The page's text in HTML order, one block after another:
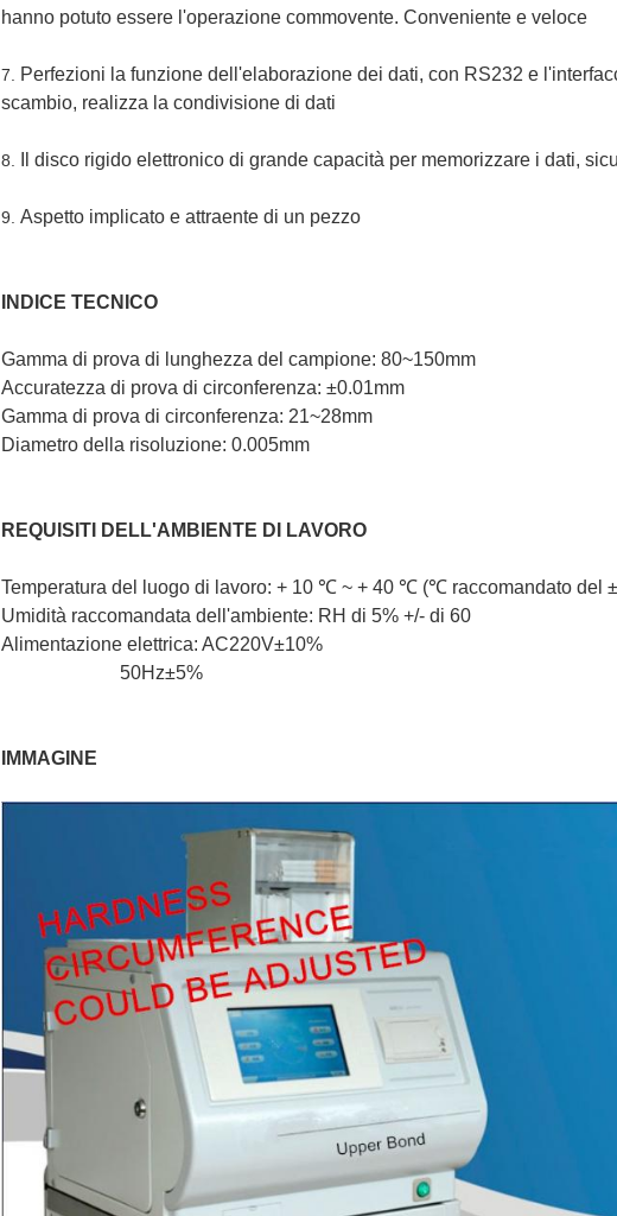
hanno potuto essere l'operazione commovente. Conveniente e veloce
7.
Perfezioni la funzione dell'elaborazione dei dati, con RS232 e
scambio, realizza la condivisione di dati
8. Il disco rigido elettronico di grande capacità per memorizzare i dati,
9. Aspetto implicato e attraente di un pezzo
INDICE TECNICO
Gamma di prova di lunghezza del campione: 80~150mm
Accuratezza di prova di circonferenza: ±0.01mm
Gamma di prova di circonferenza: 21~28mm
Diametro della risoluzione: 0.005mm
REQUISITI DELL'AMBIENTE DI LAVORO
Temperatura del luogo di lavoro: + 10 ℃ ~ + 40 ℃ (℃ raccomandato del
Umidità raccomandata dell'ambiente: RH di 5% +/- di 60
Alimentazione elettrica: AC220V±10%
50Hz±5%
IMMAGINE